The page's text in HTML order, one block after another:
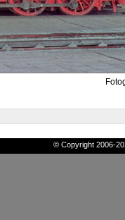
© Copyright 2006-